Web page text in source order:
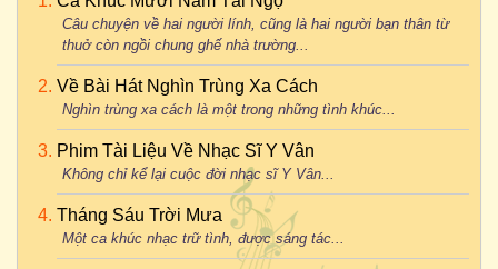
Câu chuyện về hai người lính, cũng là hai người bạn thân từ
thuở còn ngồi chung ghế nhà trường...
Về Bài Hát Nghìn Trùng Xa Cách
Nghìn trùng xa cách là một trong những tình khúc...
Phim Tài Liệu Về Nhạc Sĩ Y Vân
Không chỉ kể lại cuộc đời nhạc sĩ Y Vân...
Tháng Sáu Trời Mưa
Một ca khúc nhạc trữ tình, được sáng tác...